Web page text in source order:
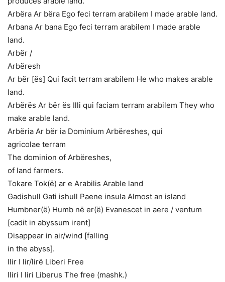
Arbëra Ar bëra Ego feci terram arabilem I made arable land.
Arbana Ar bana Ego feci terram arabilem I made arable
land.
Arbër /
Arbëresh
Ar bër [ës] Qui facit terram arabilem He who makes arable
land.
Arbërës Ar bër ës Illi qui faciam terram arabilem They who
make arable land.
Arbëria Ar bër ia Dominium Arbëreshes, qui
agricolae terram
The dominion of Arbëreshes,
of land farmers.
Tokare Tok(ë) ar e Arabilis Arable land
Gadishull Gati ishull Paene insula Almost an island
Humbner(ë) Humb në er(ë) Evanescet in aere / ventum
[cadit in abyssum irent]
Disappear in air/wind [falling
in the abyss].
Ilir I lir/lirë Liberi Free
Iliri I liri Liberus The free (mashk.)